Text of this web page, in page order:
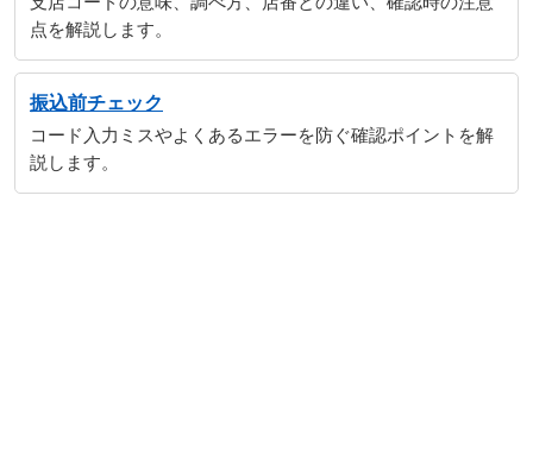
点を解説します。
振込前チェック
コード入力ミスやよくあるエラーを防ぐ確認ポイントを解
説します。